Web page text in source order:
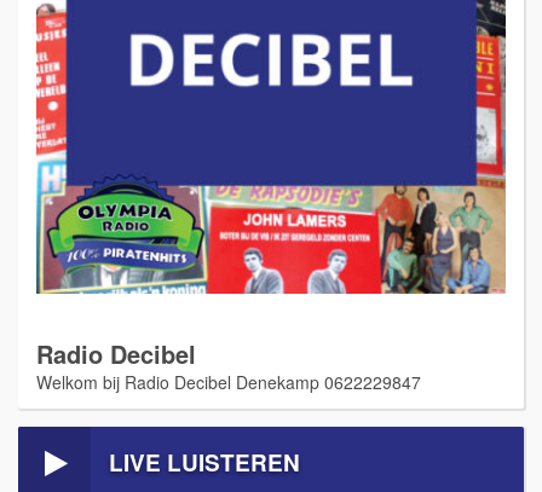
Radio Decibel
Welkom bij Radio Decibel Denekamp 0622229847
LIVE LUISTEREN